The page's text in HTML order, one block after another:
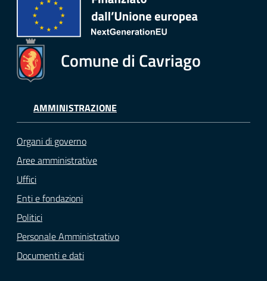
Comune di Cavriago
AMMINISTRAZIONE
Organi di governo
Aree amministrative
Uffici
Enti e fondazioni
Politici
Personale Amministrativo
Documenti e dati